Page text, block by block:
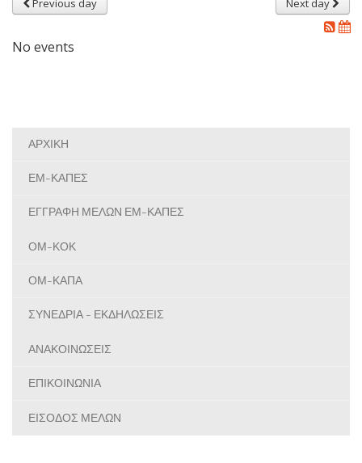
No events
ΑΡΧΙΚΗ
ΕΜ-ΚΑΠΕΣ
ΕΓΓΡΑΦΗ ΜΕΛΩΝ ΕΜ-ΚΑΠΕΣ
ΟΜ-ΚΟΚ
ΟΜ-ΚΑΠΑ
ΣΥΝΕΔΡΙΑ - ΕΚΔΗΛΩΣΕΙΣ
ΑΝΑΚΟΙΝΩΣΕΙΣ
ΕΠΙΚΟΙΝΩΝΙΑ
ΕΙΣΟΔΟΣ ΜΕΛΩΝ